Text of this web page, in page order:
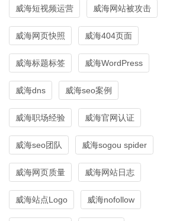
威海短视频运营 威海网站被攻击
威海网页快照 威海404页面
威海标题标签 威海WordPress
威海dns 威海seo案例
威海职场经验 威海官网认证
威海seo团队 威海sogou spider
威海网页质量 威海网站日志
威海站点Logo 威海nofollow